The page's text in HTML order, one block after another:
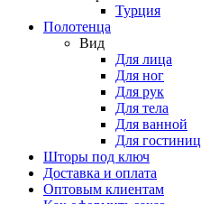
Турция
Полотенца
Вид
Для лица
Для ног
Для рук
Для тела
Для ванной
Для гостиниц
Шторы под ключ
Доставка и оплата
Оптовым клиентам